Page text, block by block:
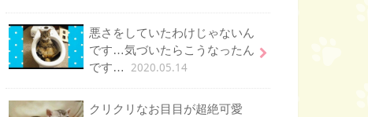
悪さをしていたわけじゃないん
です…気づいたらこうなったん
です…
2020.05.14
クリクリなお目目が超絶可愛